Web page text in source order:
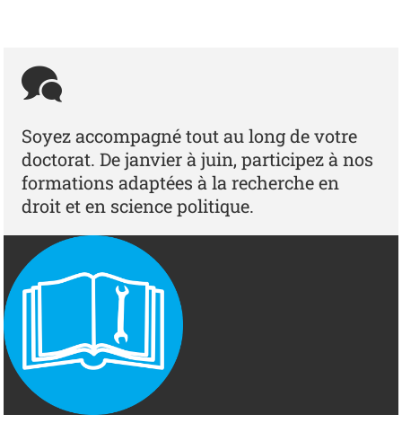
Soyez accompagné tout au long de votre
doctorat. De janvier à juin, participez à nos
formations adaptées à la recherche en
droit et en science politique.